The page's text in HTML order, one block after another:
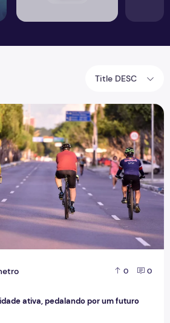
Title DESC
0 0
ativa, pedalando por um futuro
ativa, pedalando por um futuro